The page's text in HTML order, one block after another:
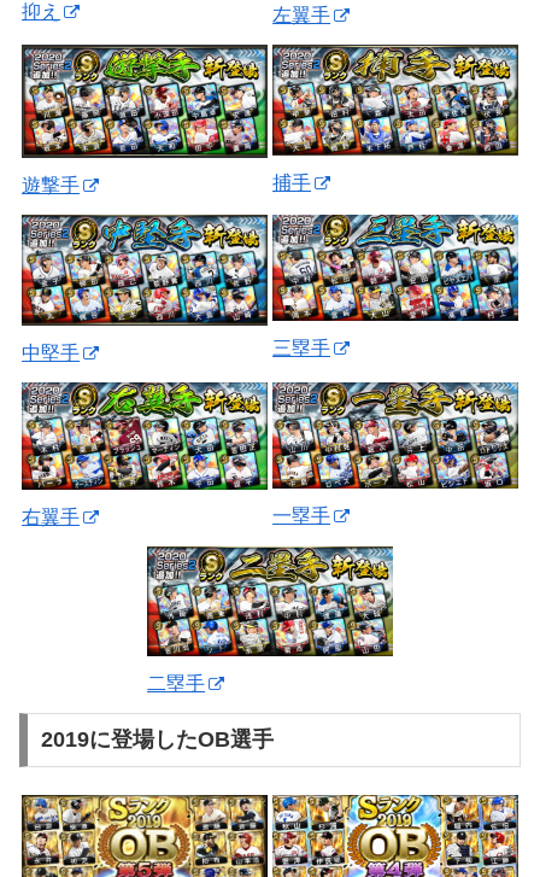
抑え 左翼手
遊撃手 捕手
中堅手 三塁手
右翼手 一塁手
二塁手
2019に登場したOB選手